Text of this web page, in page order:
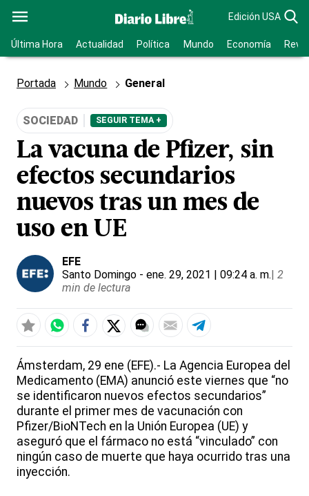
Edición USA
Última Hora Actualidad Política Mundo Economía
Portada Mundo General
SOCIEDAD SEGUIR TEMA +
La vacuna de Pfizer, sin
efectos secundarios
nuevos tras un mes de
uso en UE
EFE
Santo Domingo - ene. 29, 2021 | 09:24 a. m.| 2
min de lectura
Ámsterdam, 29 ene (EFE).- La Agencia Europea del
Medicamento (EMA) anunció este viernes que “no
se identificaron nuevos efectos secundarios”
durante el primer mes de vacunación con
Pfizer/BioNTech en la Unión Europea (UE) y
aseguró que el fármaco no está “vinculado” con
ningún caso de muerte que haya ocurrido tras una
inyección.